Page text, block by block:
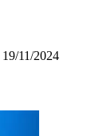
19/11/2024